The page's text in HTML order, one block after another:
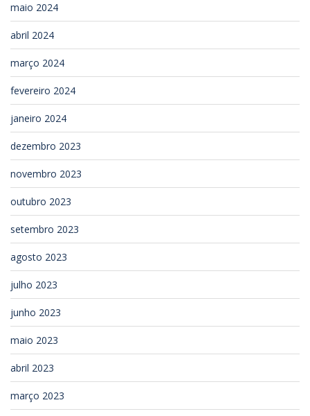
maio 2024
abril 2024
março 2024
fevereiro 2024
janeiro 2024
dezembro 2023
novembro 2023
outubro 2023
setembro 2023
agosto 2023
julho 2023
junho 2023
maio 2023
abril 2023
março 2023